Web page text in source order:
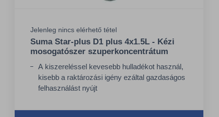
Jelenleg nincs elérhető tétel
Suma Star-plus D1 plus 4x1.5L - Kézi
mosogatószer szuperkoncentrátum
A kiszereléssel kevesebb hulladékot használ,
kisebb a raktározási igény ezáltal gazdaságos
felhasználást nyújt
ételmaradványokat